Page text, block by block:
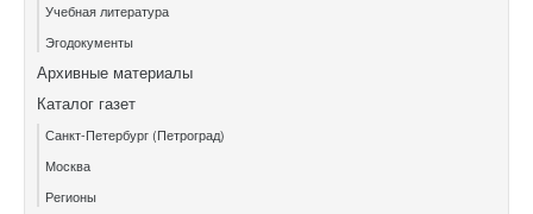
Учебная литература
Эгодокументы
Архивные материалы
Каталог газет
Санкт-Петербург (Петроград)
Москва
Регионы